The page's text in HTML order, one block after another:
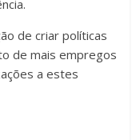
de criar políticas
de mais empregos
a estes